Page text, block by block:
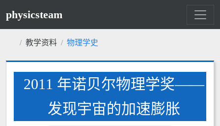
physicsteam
教学资料 物理学史
2011 年诺贝尔物理学奖——
发现宇宙的加速膨胀